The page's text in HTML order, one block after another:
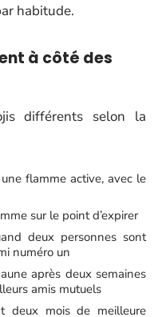
habitude.
à côté des
différents selon la
flamme active, avec le
sur le point d’expirer
deux personnes sont
numéro un
après deux semaines
amis mutuels
deux mois de meilleure